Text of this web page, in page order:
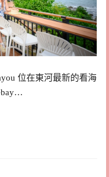
位在東河最新的看海